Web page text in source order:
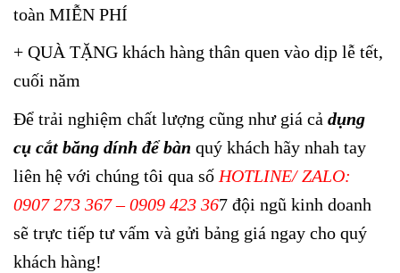
toàn MIỄN PHÍ
+ QUÀ TẶNG khách hàng thân quen vào dịp lễ tết,
cuối năm
Để trải nghiệm chất lượng cũng như giá cả dụng
cụ cắt băng dính để bàn quý khách hãy nhah tay
liên hệ với chúng tôi qua số HOTLINE/ ZALO:
0907 273 367 – 0909 423 367 đội ngũ kinh doanh
sẽ trực tiếp tư vấm và gửi bảng giá ngay cho quý
khách hàng!